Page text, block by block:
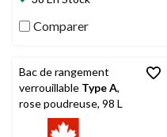
Comparer
Bac de rangement
verrouillable Type A,
rose poudreuse, 98 L